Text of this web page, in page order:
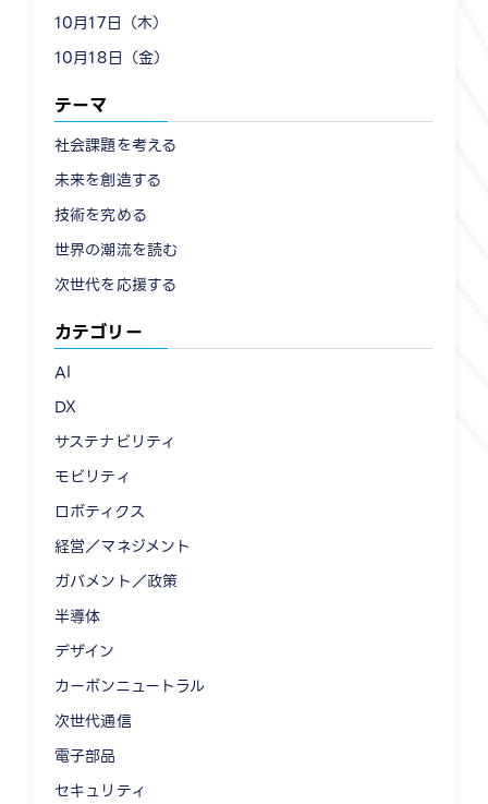
10月17日（木）
10月18日（金）
テーマ
社会課題を考える
未来を創造する
技術を究める
世界の潮流を読む
次世代を応援する
カテゴリー
AI
DX
サステナビリティ
モビリティ
ロボティクス
経営／マネジメント
ガバメント／政策
半導体
デザイン
カーボンニュートラル
次世代通信
電子部品
セキュリティ